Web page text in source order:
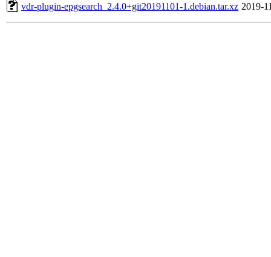
vdr-plugin-epgsearch_2.4.0+git20191101-1.debian.tar.xz 2019-